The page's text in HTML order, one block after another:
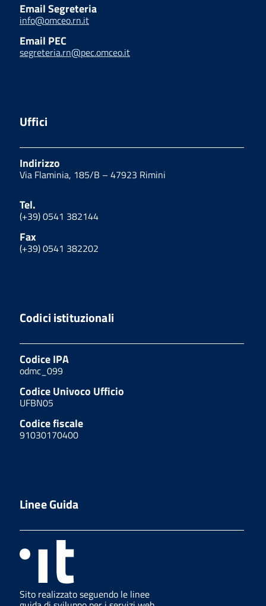
Email Segreteria
info@omceo.rn.it
Email PEC
segreteria.rn@pec.omceo.it
Uffici
Indirizzo
Via Flaminia, 185/B – 47923 Rimini
Tel.
(+39) 0541 382144
Fax
(+39) 0541 382202
Codici istituzionali
Codice IPA
odmc_099
Codice Univoco Ufficio
UFBN05
Codice fiscale
91030170400
Linee Guida
Sito realizzato seguendo le linee